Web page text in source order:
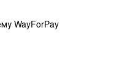
WayForPay